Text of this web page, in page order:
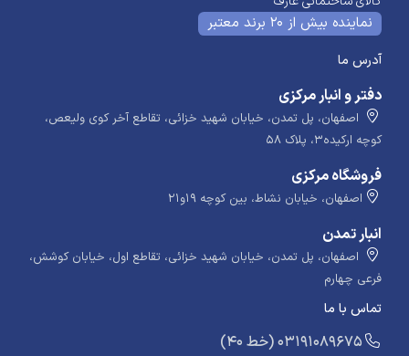
نماینده بیش از 20 برند معتبر
آدرس ما
دفتر و انبار مرکزی
اصفهان، پل تمدن، خیابان شهید خزائی، تقاطع آخر کوی ولیعص،
کوچه ارکیده۳، پلاک ۵۸
فروشگاه مرکزی
اصفهان، خیابان نشاط، بین کوچه ۱۹و۲۱
انبار تمدن
اصفهان، پل تمدن، خیابان شهید خزائی، تقاطع اول، خیابان کوشش،
فرعی چهارم
تماس با ما
​​​ (40 خط) 03191089675